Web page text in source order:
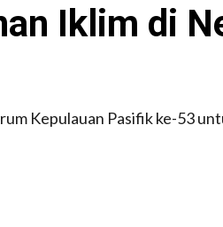
Iklim di
Kepulauan Pasifik ke-53